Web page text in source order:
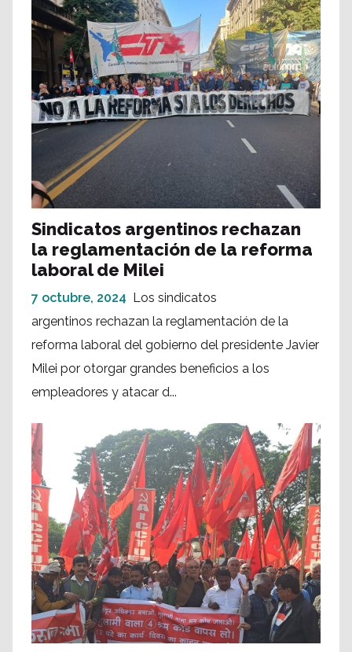
Sindicatos argentinos rechazan
la reglamentación de la reforma
laboral de Milei
7 octubre, 2024 Los sindicatos
argentinos rechazan la reglamentación de la
reforma laboral del gobierno del presidente Javier
Milei por otorgar grandes beneficios a los
empleadores y atacar d...